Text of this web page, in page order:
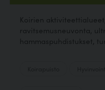
Koirien
ravitsemusneuvonta,
hammaspuhdistukset,